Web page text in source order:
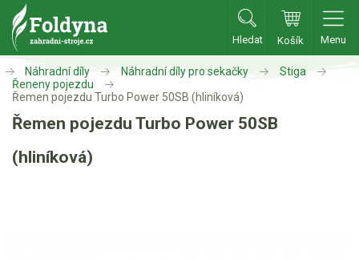
Hledat Košík Menu
Zahradní traktory
Zahradní traktory
Zahradní ridery
Aku traktory
Náhradní díly Náhradní díly pro sekačky
Stiga
Řeneny pojezdu
Řemen pojezdu Turbo Power 50SB (hliníková)
Řemen pojezdu Turbo Power 50SB
(hliníková)